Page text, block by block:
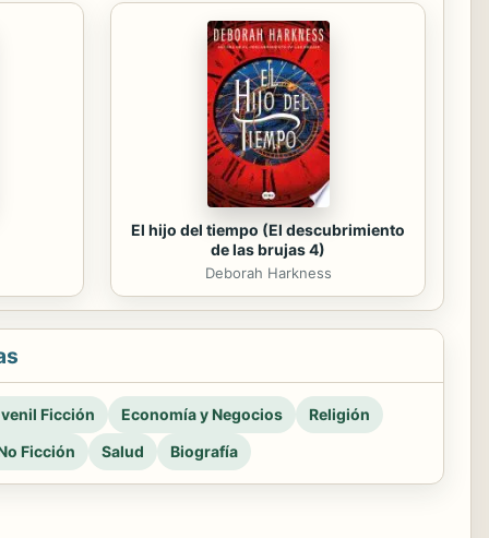
El hijo del tiempo (El descubrimiento
de las brujas 4)
Deborah Harkness
Ficción Economía y Negocios
Religión
Ficción
Salud Biografía